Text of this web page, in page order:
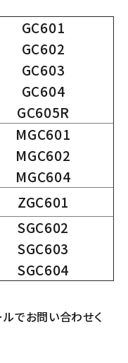
GC601
GC602
GC603
GC604
GC605R
MGC601
MGC602
MGC604
ZGC601
SGC602
SGC603
SGC604
でお問い合わせく